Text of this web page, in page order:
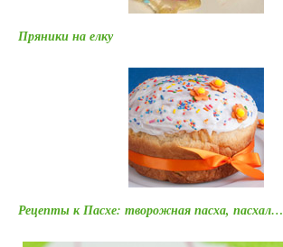
Пряники на елку
Рецепты к Пасхе: творожная пасха, пасхал…